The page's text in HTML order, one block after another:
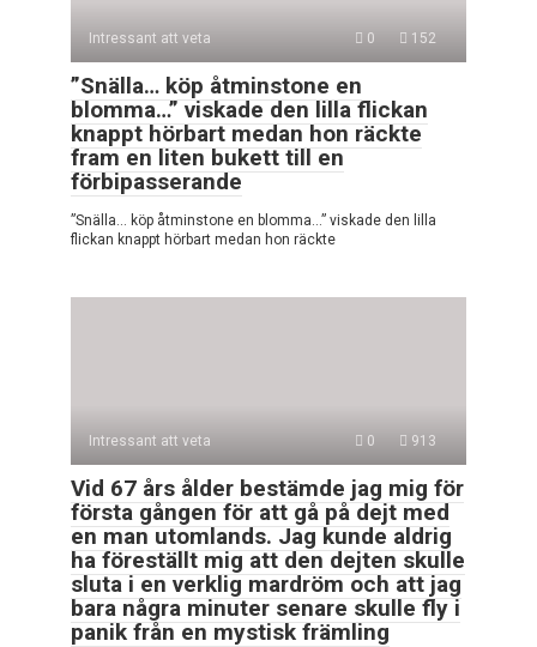
Intressant att veta 0 152
”Snälla… köp åtminstone en
blomma…” viskade den lilla flickan
knappt hörbart medan hon räckte
fram en liten bukett till en
förbipasserande
”Snälla… köp åtminstone en blomma…” viskade den lilla
flickan knappt hörbart medan hon räckte
Intressant att veta 0 913
Vid 67 års ålder bestämde jag mig för
första gången för att gå på dejt med
en man utomlands. Jag kunde aldrig
ha föreställt mig att den dejten skulle
sluta i en verklig mardröm och att jag
bara några minuter senare skulle fly i
panik från en mystisk främling